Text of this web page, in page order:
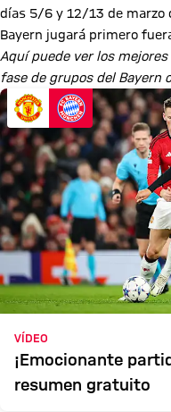
días 5/6 y 12/13 de marzo
Bayern jugará primero
Aquí puede ver los
fase de grupos del Bayern
VÍDEO
¡Emocionante
resumen gratuito